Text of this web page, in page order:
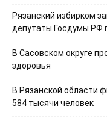
Рязанский избирком
депутаты Госдумы РФ
В Сасовском округе
здоровья
В Рязанской области
584 тысячи человек